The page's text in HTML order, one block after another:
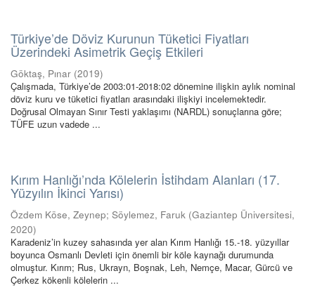
Türkiye’de Döviz Kurunun Tüketici Fiyatları
Üzerindeki Asimetrik Geçiş Etkileri
Göktaş, Pınar (2019)
Çalışmada, Türkiye’de 2003:01-2018:02 dönemine ilişkin aylık nominal
döviz kuru ve tüketici fiyatları arasındaki ilişkiyi incelemektedir.
Doğrusal Olmayan Sınır Testi yaklaşımı (NARDL) sonuçlarına göre;
TÜFE uzun vadede ...
Kırım Hanlığı’nda Kölelerin İstihdam Alanları (17.
Yüzyılın İkinci Yarısı)
Özdem Köse, Zeynep; Söylemez, Faruk (Gaziantep Üniversitesi,
2020)
Karadeniz’in kuzey sahasında yer alan Kırım Hanlığı 15.-18. yüzyıllar
boyunca Osmanlı Devleti için önemli bir köle kaynağı durumunda
olmuştur. Kırım; Rus, Ukrayn, Boşnak, Leh, Nemçe, Macar, Gürcü ve
Çerkez kökenli kölelerin ...